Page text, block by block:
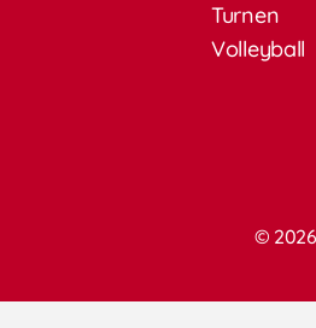
Turnen
Volleyball
© 2026